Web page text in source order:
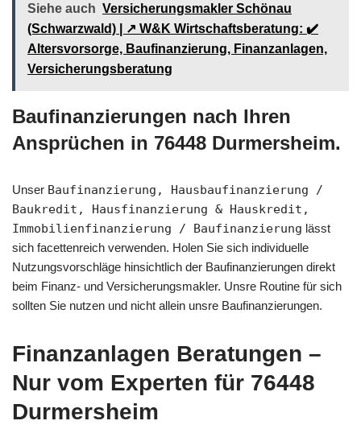
Siehe auch Versicherungsmakler Schönau
(Schwarzwald) | ↗️ W&K Wirtschaftsberatung: ✔️
Altersvorsorge, Baufinanzierung, Finanzanlagen,
Versicherungsberatung
Baufinanzierungen nach Ihren
Ansprüchen in 76448 Durmersheim.
Unser Baufinanzierung, Hausbaufinanzierung /
Baukredit, Hausfinanzierung & Hauskredit,
Immobilienfinanzierung / Baufinanzierung lässt
sich facettenreich verwenden. Holen Sie sich individuelle
Nutzungsvorschläge hinsichtlich der Baufinanzierungen direkt
beim Finanz- und Versicherungsmakler. Unsre Routine für sich
sollten Sie nutzen und nicht allein unsre Baufinanzierungen.
Finanzanlagen Beratungen –
Nur vom Experten für 76448
Durmersheim